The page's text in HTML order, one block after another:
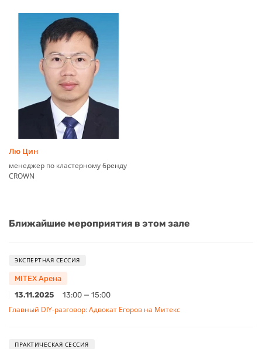
Лю Цин
менеджер по кластерному бренду
CROWN
Ближайшие мероприятия в этом зале
ЭКСПЕРТНАЯ СЕССИЯ
MITEX Арена
13.11.2025
13:00 — 15:00
Главный DIY-разговор: Адвокат Егоров на Митекс
ПРАКТИЧЕСКАЯ СЕССИЯ